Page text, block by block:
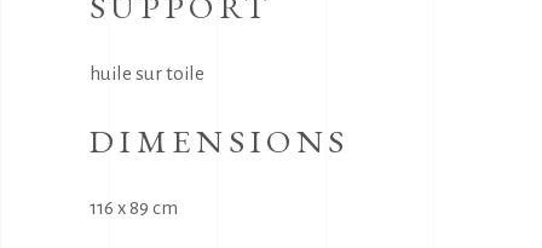
huile sur toile
DIMENSIONS
116 x 89 cm